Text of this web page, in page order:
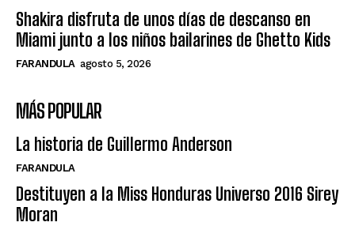
Shakira disfruta de unos días de descanso en
Miami junto a los niños bailarines de Ghetto Kids
FARANDULA agosto 5, 2026
MÁS POPULAR
La historia de Guillermo Anderson
FARANDULA
Destituyen a la Miss Honduras Universo 2016 Sirey
Moran